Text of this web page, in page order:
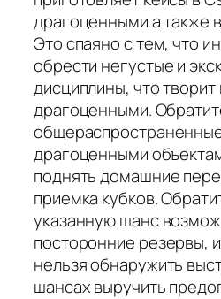
драгоценными а также
Это спаяно с тем, что
обрести негустые и
дисциплины, что
драгоценными.
драгоценными
поднять домашние
приемка кубков.
указанную шанс
посторонние резервы,
нельзя обнаружить
шансах выручить